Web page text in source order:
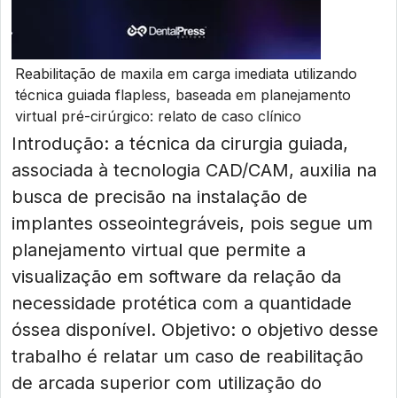
Reabilitação de maxila em carga imediata utilizando
técnica guiada flapless, baseada em planejamento
virtual pré-cirúrgico: relato de caso clínico
Introdução: a técnica da cirurgia guiada,
associada à tecnologia CAD/CAM, auxilia na
busca de precisão na instalação de
implantes osseointegráveis, pois segue um
planejamento virtual que permite a
visualização em software da relação da
necessidade protética com a quantidade
óssea disponível. Objetivo: o objetivo desse
trabalho é relatar um caso de reabilitação
de arcada superior com utilização do